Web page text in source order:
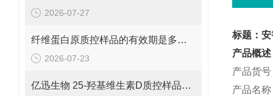
2026-07-27
纤维蛋白原质控样品的有效期是多久呢？
2026-07-23
亿迅生物 25-羟基维生素D质控样品的浓度是多少呢？
标题：
产品概述
产品货
产品名称